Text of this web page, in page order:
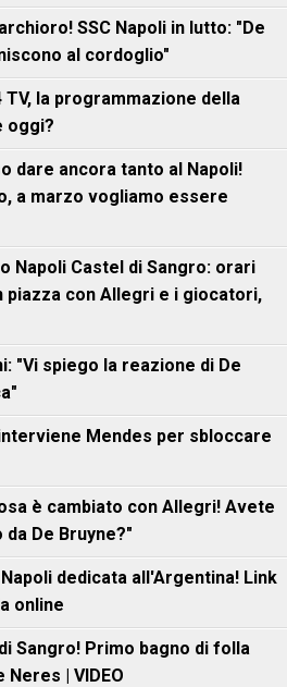
SSC Napoli in lutto: "De
al cordoglio"
TV, la programmazione della
oggi?
dare ancora tanto al Napoli!
a marzo vogliamo essere
Napoli Castel di Sangro: orari
piazza con Allegri e i giocatori,
"Vi spiego la reazione di De
Mendes per sbloccare
è cambiato con Allegri! Avete
De Bruyne?"
dedicata all'Argentina! Link
online
Sangro! Primo bagno di folla
| VIDEO